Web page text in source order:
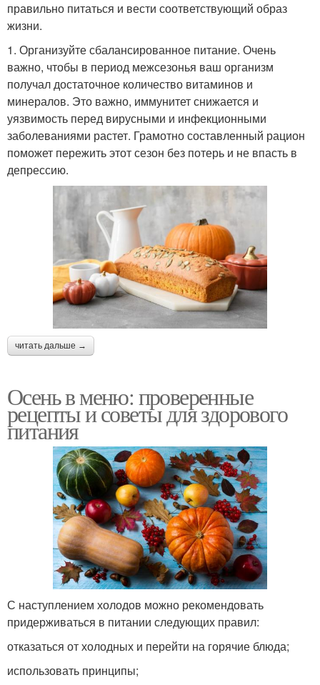
правильно питаться и вести соответствующий образ
жизни.
1. Организуйте сбалансированное питание. Очень
важно, чтобы в период межсезонья ваш организм
получал достаточное количество витаминов и
минералов. Это важно, иммунитет снижается и
уязвимость перед вирусными и инфекционными
заболеваниями растет. Грамотно составленный рацион
поможет пережить этот сезон без потерь и не впасть в
депрессию.
читать дальше →
Осень в меню: проверенные
рецепты и советы для здорового
питания
С наступлением холодов можно рекомендовать
придерживаться в питании следующих правил:
отказаться от холодных и перейти на горячие блюда;
использовать принципы;